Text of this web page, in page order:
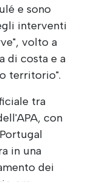
e sono
interventi
volto a
di costa e a
territorio".
tra
con
in una
dei